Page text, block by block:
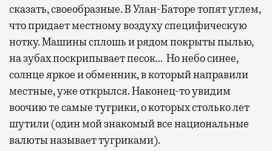
сказать, своеобразные. В Улан-Баторе топят углем,
что придает местному воздуху специфическую
нотку. Машины сплошь и рядом покрыты пылью,
на зубах поскрипывает песок… Но небо синее,
солнце яркое и обменник, в который направили
местные, уже открылся. Наконец-то увидим
воочию те самые тугрики, о которых столько лет
шутили (один мой знакомый все национальные
валюты называет тугриками).